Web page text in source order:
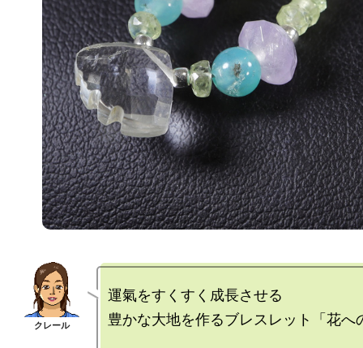
運氣をすくすく成長させる
豊かな大地を作るブレスレット「花へ